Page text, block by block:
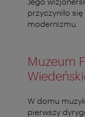
przyczyniło
modernizmu.
Muzeum
W domu
pierwszy